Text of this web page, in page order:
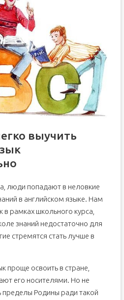
выучить
люди попадают в неловкие
в английском языке. Нам
в рамках школьного курса,
знаний недостаточно для
стремятся стать лучше в
проще освоить в стране,
его носителями. Но не
Родины ради такой